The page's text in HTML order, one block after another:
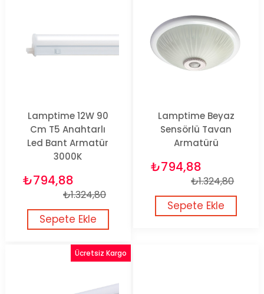
Lamptime 12W 90
Cm T5 Anahtarlı
Led Bant Armatür
3000K
₺794,88
₺1.324,80
Sepete Ekle
Lamptime Beyaz
Sensörlü Tavan
Armatürü
₺794,88
₺1.324,80
Sepete Ekle
Ücretsiz Kargo